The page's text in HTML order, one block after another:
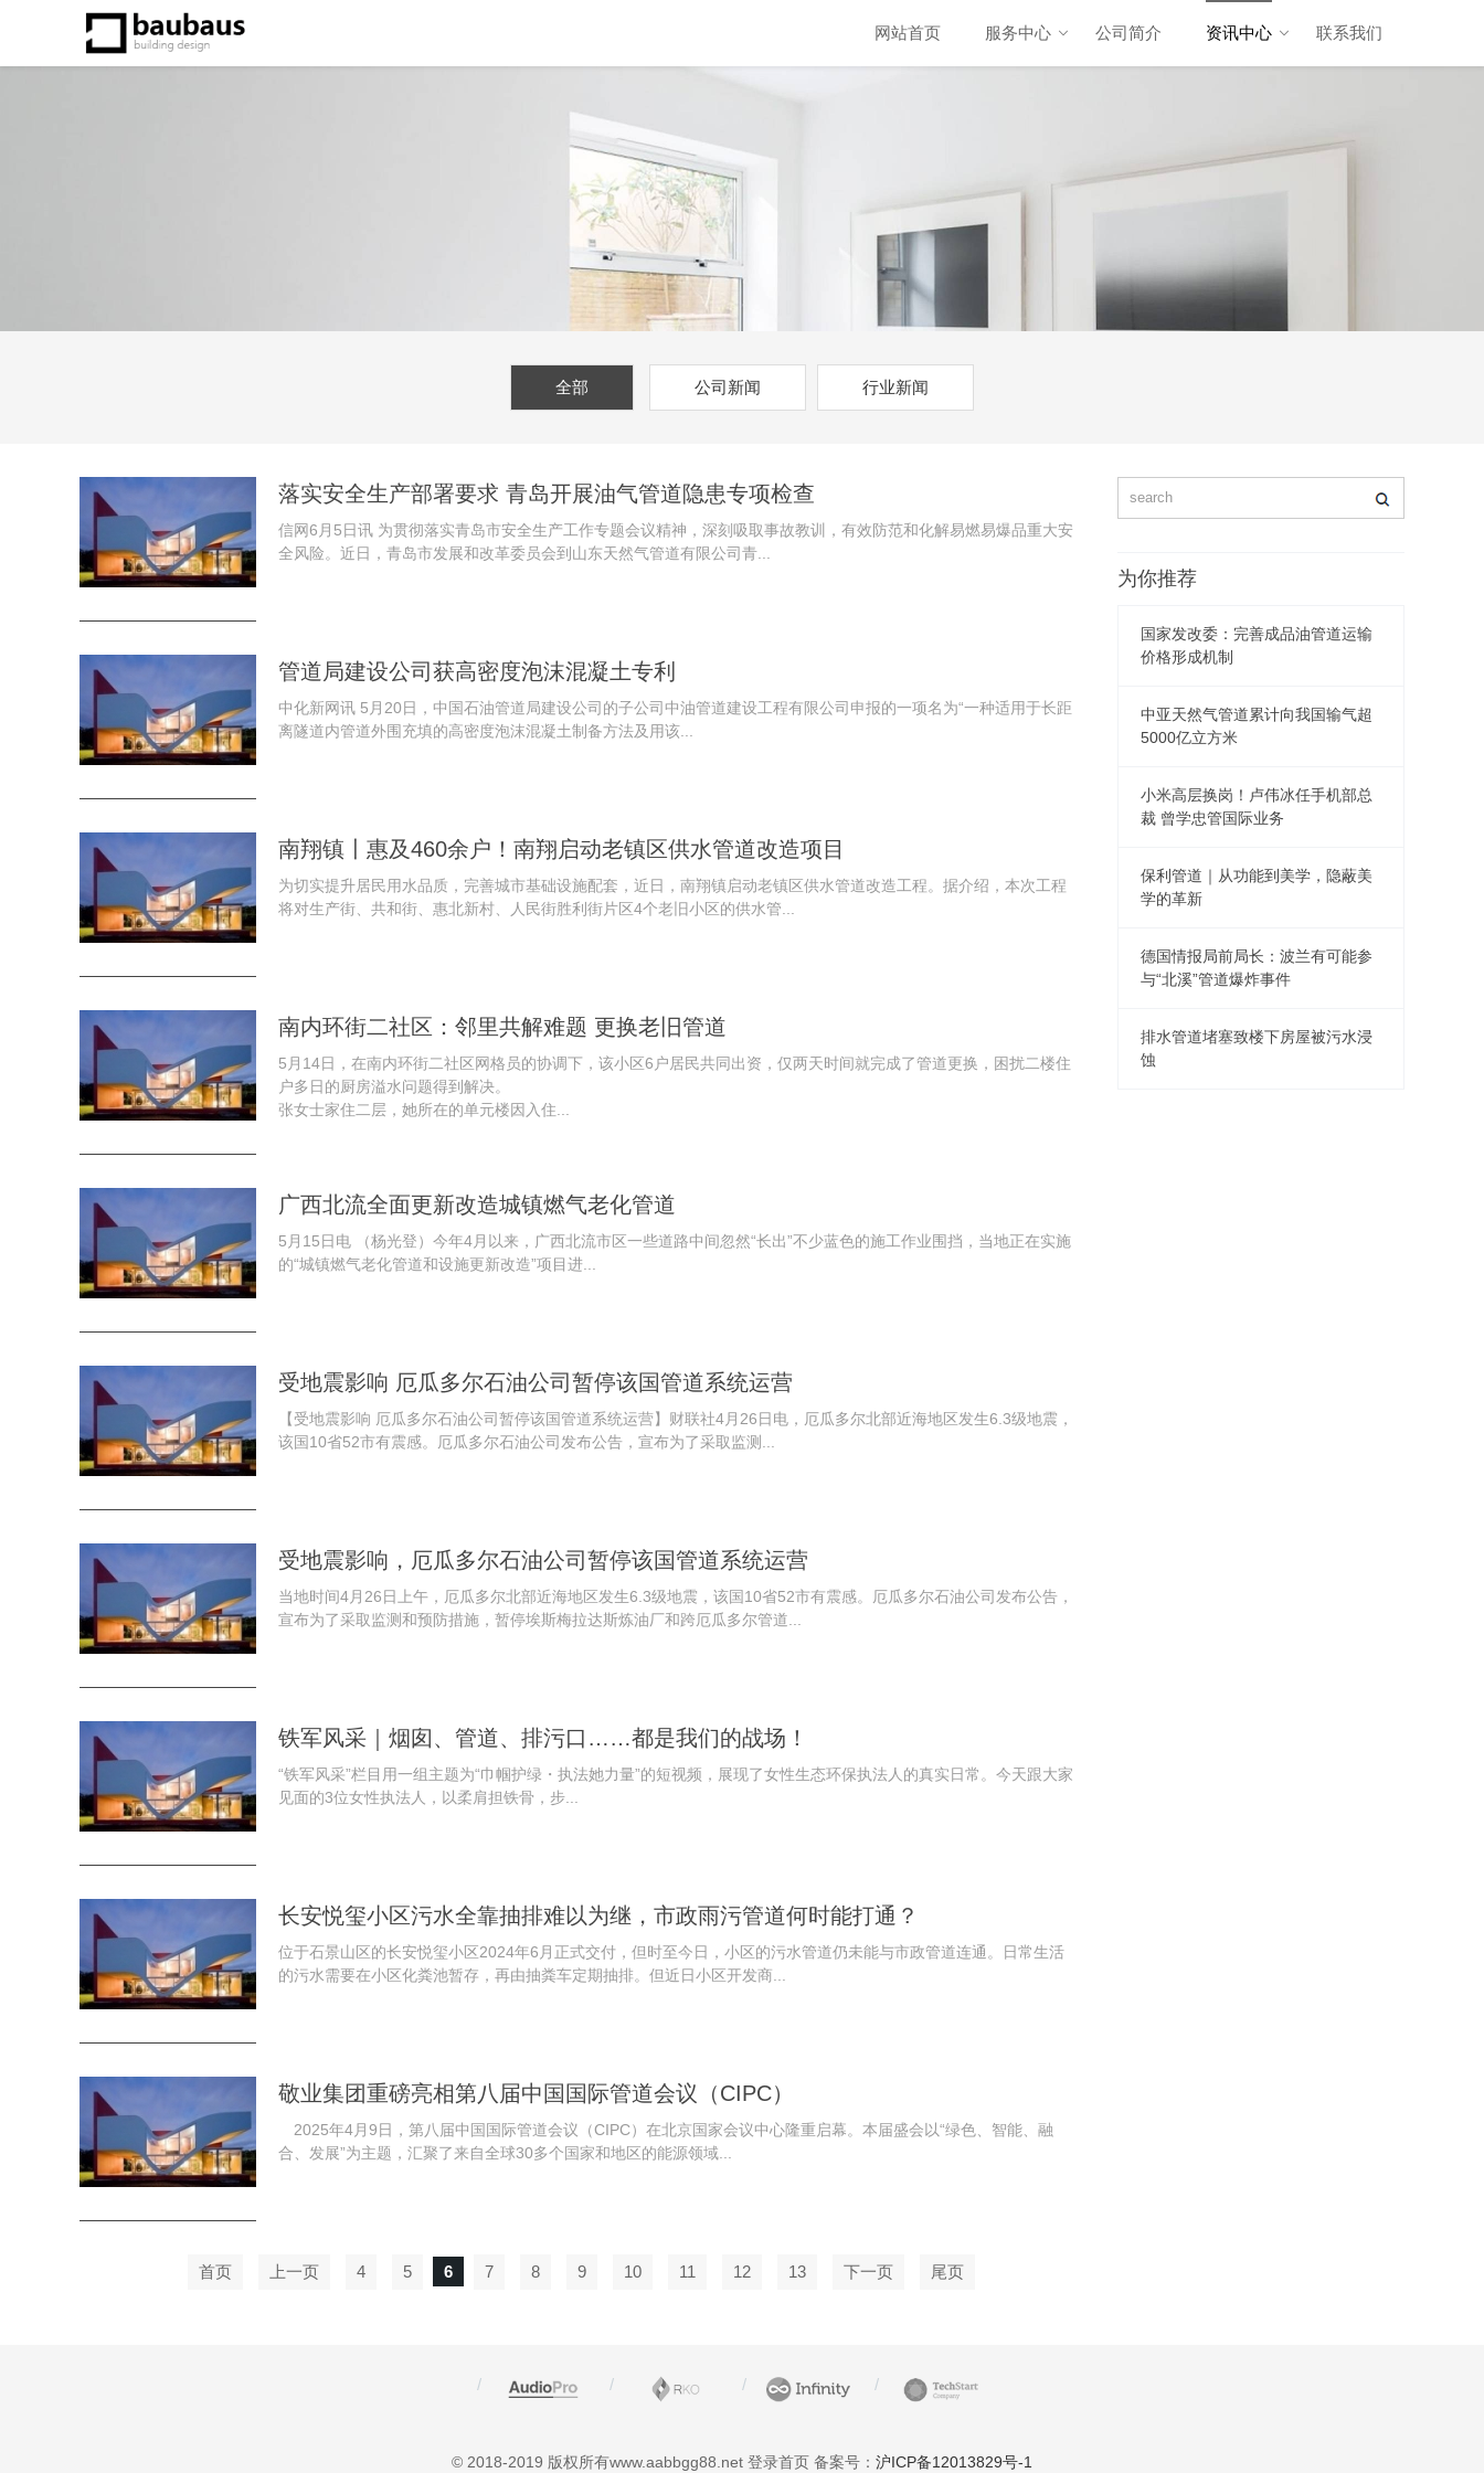
网站首页 服务中心 公司简介 资讯中心 联系我们
全部 公司新闻 行业新闻
落实安全生产部署要求 青岛开展油气管道隐患专项检查
信网6月5日讯 为贯彻落实青岛市安全生产工作专题会议精神，深刻吸取事故教训，有效防范和化解易燃易爆品重大安
全风险。近日，青岛市发展和改革委员会到山东天然气管道有限公司青...
管道局建设公司获高密度泡沫混凝土专利
中化新网讯 5月20日，中国石油管道局建设公司的子公司中油管道建设工程有限公司申报的一项名为“一种适用于长距
离隧道内管道外围充填的高密度泡沫混凝土制备方法及用该...
南翔镇〡惠及460余户！南翔启动老镇区供水管道改造项目
为切实提升居民用水品质，完善城市基础设施配套，近日，南翔镇启动老镇区供水管道改造工程。据介绍，本次工程
将对生产街、共和街、惠北新村、人民街胜利街片区4个老旧小区的供水管...
南内环街二社区：邻里共解难题 更换老旧管道
5月14日，在南内环街二社区网格员的协调下，该小区6户居民共同出资，仅两天时间就完成了管道更换，困扰二楼住
户多日的厨房溢水问题得到解决。
张女士家住二层，她所在的单元楼因入住...
广西北流全面更新改造城镇燃气老化管道
5月15日电 （杨光登）今年4月以来，广西北流市区一些道路中间忽然“长出”不少蓝色的施工作业围挡，当地正在实施
的“城镇燃气老化管道和设施更新改造”项目进...
受地震影响 厄瓜多尔石油公司暂停该国管道系统运营
【受地震影响 厄瓜多尔石油公司暂停该国管道系统运营】财联社4月26日电，厄瓜多尔北部近海地区发生6.3级地震，
该国10省52市有震感。厄瓜多尔石油公司发布公告，宣布为了采取监测...
受地震影响，厄瓜多尔石油公司暂停该国管道系统运营
当地时间4月26日上午，厄瓜多尔北部近海地区发生6.3级地震，该国10省52市有震感。厄瓜多尔石油公司发布公告，
宣布为了采取监测和预防措施，暂停埃斯梅拉达斯炼油厂和跨厄瓜多尔管道...
铁军风采｜烟囱、管道、排污口……都是我们的战场！
“铁军风采”栏目用一组主题为“巾帼护绿・执法她力量”的短视频，展现了女性生态环保执法人的真实日常。今天跟大家
见面的3位女性执法人，以柔肩担铁骨，步...
长安悦玺小区污水全靠抽排难以为继，市政雨污管道何时能打通？
位于石景山区的长安悦玺小区2024年6月正式交付，但时至今日，小区的污水管道仍未能与市政管道连通。日常生活
的污水需要在小区化粪池暂存，再由抽粪车定期抽排。但近日小区开发商...
敬业集团重磅亮相第八届中国国际管道会议（CIPC）
2025年4月9日，第八届中国国际管道会议（CIPC）在北京国家会议中心隆重启幕。本届盛会以“绿色、智能、融
合、发展”为主题，汇聚了来自全球30多个国家和地区的能源领域...
首页 上一页 4 5 6 7 8 9 10 11 12 13 下一页 尾页
为你推荐
国家发改委：完善成品油管道运输
价格形成机制
中亚天然气管道累计向我国输气超
5000亿立方米
小米高层换岗！卢伟冰任手机部总
裁 曾学忠管国际业务
保利管道｜从功能到美学，隐蔽美
学的革新
德国情报局前局长：波兰有可能参
与“北溪”管道爆炸事件
排水管道堵塞致楼下房屋被污水浸
蚀
© 2018-2019 版权所有www.aabbgg88.net 登录首页 备案号： 沪ICP备12013829号-1